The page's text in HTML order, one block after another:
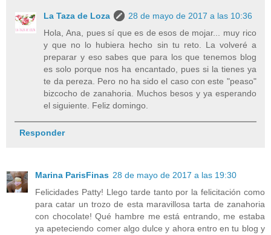
La Taza de Loza
28 de mayo de 2017 a las 10:36
Hola, Ana, pues sí que es de esos de mojar... muy rico
y que no lo hubiera hecho sin tu reto. La volveré a
preparar y eso sabes que para los que tenemos blog
es solo porque nos ha encantado, pues si la tienes ya
te da pereza. Pero no ha sido el caso con este "peaso"
bizcocho de zanahoria. Muchos besos y ya esperando
el siguiente. Feliz domingo.
Responder
Marina ParisFinas 28 de mayo de 2017 a las 19:30
Felicidades Patty! Llego tarde tanto por la felicitación como
para catar un trozo de esta maravillosa tarta de zanahoria
con chocolate! Qué hambre me está entrando, me estaba
ya apeteciendo comer algo dulce y ahora entro en tu blog y